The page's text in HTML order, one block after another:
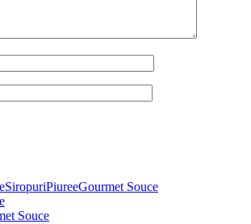
SiropuriPiureeGourmet Souce
Souce